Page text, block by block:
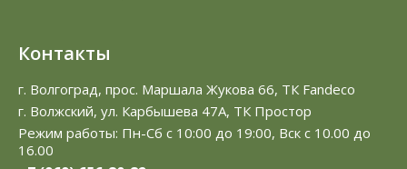
Контакты
г. Волгоград, прос. Маршала Жукова 66, ТК Fandeco
г. Волжский, ул. Карбышева 47А, ТК Простор
Режим работы: Пн-Сб с 10:00 до 19:00, Вск с 10.00 до
16.00